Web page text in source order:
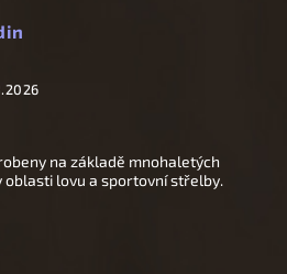
na základě mnohaletých
lovu a sportovní střelby.